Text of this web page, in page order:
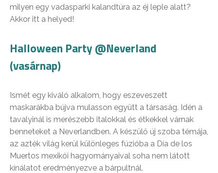
milyen egy vadasparki kalandtúra az éj leple alatt?
Akkor itt a helyed!
Halloween Party @Neverland
(vasárnap)
Ismét egy kiváló alkalom, hogy eszeveszett
maskarákba bújva mulasson együtt a társaság. Idén a
tavalyinál is merészebb italokkal és étkekkel várnak
benneteket a Neverlandben. A készülő új szoba témája,
az azték világ kerül különleges fúzióba a Día de los
Muertos mexikói hagyományaival soha nem látott
kínálatot eredményezve a bárpultnál.